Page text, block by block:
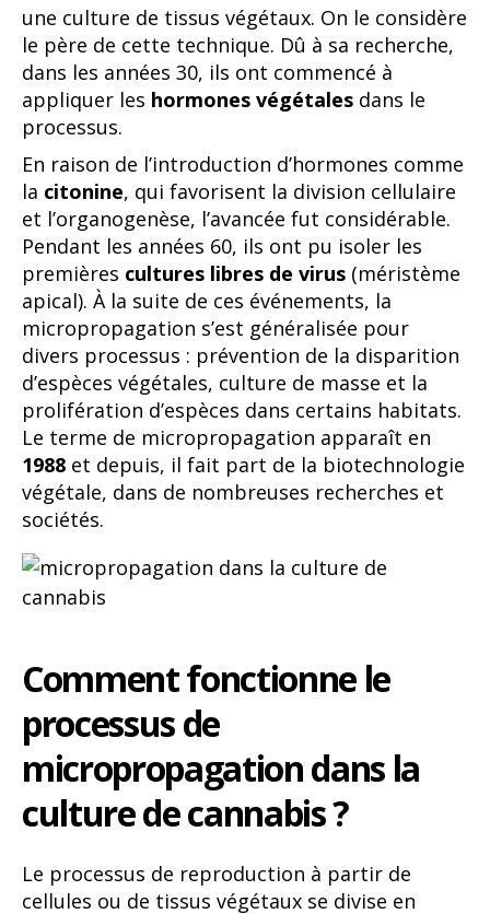
une culture de tissus végétaux. On le considère
le père de cette technique. Dû à sa recherche,
dans les années 30, ils ont commencé à
appliquer les hormones végétales dans le
processus.
En raison de l’introduction d’hormones comme
la citonine, qui favorisent la division cellulaire
et l’organogenèse, l’avancée fut considérable.
Pendant les années 60, ils ont pu isoler les
premières cultures libres de virus (méristème
apical). À la suite de ces événements, la
micropropagation s’est généralisée pour
divers processus : prévention de la disparition
d’espèces végétales, culture de masse et la
prolifération d’espèces dans certains habitats.
Le terme de micropropagation apparaît en
1988 et depuis, il fait part de la biotechnologie
végétale, dans de nombreuses recherches et
sociétés.
Comment fonctionne le
processus de
micropropagation dans la
culture de cannabis ?
Le processus de reproduction à partir de
cellules ou de tissus végétaux se divise en